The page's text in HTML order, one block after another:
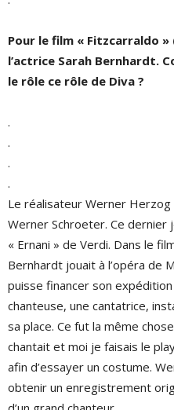
Pour le film « Fitzcarraldo »
l’actrice Sarah Bernhardt.
le rôle ce rôle de Diva ?
.
.
.
.
Le réalisateur Werner Herzog
Werner Schroeter. Ce
« Ernani » de Verdi. Dans le
Bernhardt jouait à l’opéra de
puisse financer son
chanteuse, une cantatrice,
sa place. Ce fut la même
chantait et moi je faisais le
afin d’essayer un costume.
obtenir un enregistrement